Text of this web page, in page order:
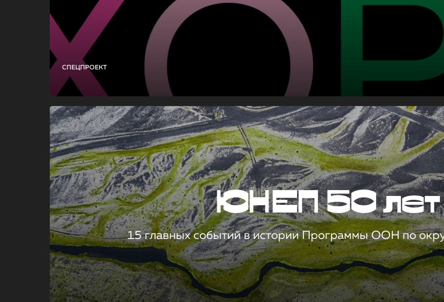
СПЕЦПРОЕКТ
ЮНЕП 50 лет
15 главных событий в истории Программы ООН по